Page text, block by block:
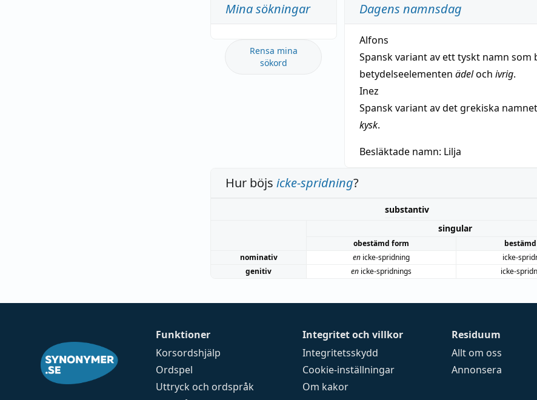
Mina sökningar
Rensa mina
sökord
Dagens namnsdag
Alfons
Spansk variant av ett tyskt namn som
betydelseelementen ädeloch ivrig.
Inez
Spansk variant av det grekiska
kysk.
Besläktade namn: Lilja
Hur böjs icke-spridning?
substantiv
singular
obestämd form
nominativ
en icke-spridning
icke-
genitiv
en icke-spridnings icke-
Funktioner
Korsordshjälp
Ordspel
Uttryck och ordspråk
Integritet och villkor
Integritetsskydd
Cookie-inställningar
Om kakor
Residuum
Allt om oss
Annonsera